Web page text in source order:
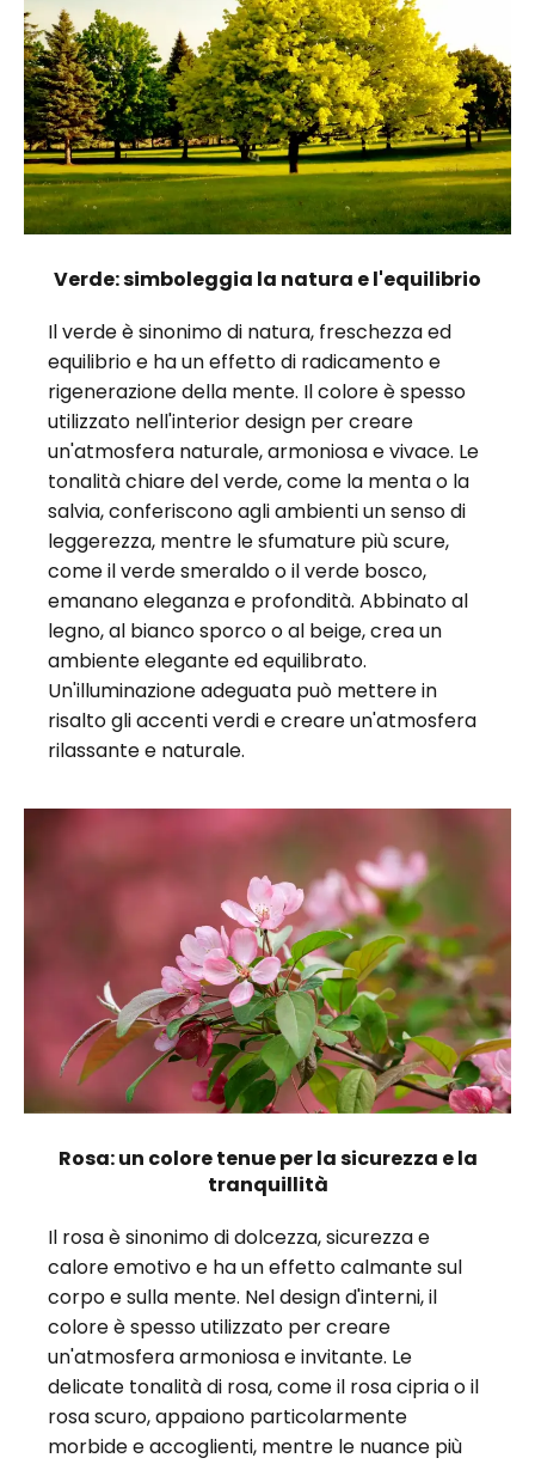
Verde: simboleggia la natura e l'equilibrio
Il verde è sinonimo di natura, freschezza ed
equilibrio e ha un effetto di radicamento e
rigenerazione della mente. Il colore è spesso
utilizzato nell'interior design per creare
un'atmosfera naturale, armoniosa e vivace. Le
tonalità chiare del verde, come la menta o la
salvia, conferiscono agli ambienti un senso di
leggerezza, mentre le sfumature più scure,
come il verde smeraldo o il verde bosco,
emanano eleganza e profondità. Abbinato al
legno, al bianco sporco o al beige, crea un
ambiente elegante ed equilibrato.
Un'illuminazione adeguata può mettere in
risalto gli accenti verdi e creare un'atmosfera
rilassante e naturale.
Rosa: un colore tenue per la sicurezza e la
tranquillità
Il rosa è sinonimo di dolcezza, sicurezza e
calore emotivo e ha un effetto calmante sul
corpo e sulla mente. Nel design d'interni, il
colore è spesso utilizzato per creare
un'atmosfera armoniosa e invitante. Le
delicate tonalità di rosa, come il rosa cipria o il
rosa scuro, appaiono particolarmente
morbide e accoglienti, mentre le nuance più